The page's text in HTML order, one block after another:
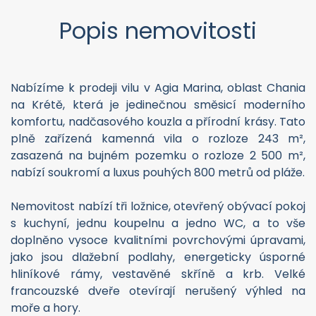
Popis nemovitosti
Nabízíme k prodeji vilu v Agia Marina, oblast Chania
na Krétě, která je jedinečnou směsicí moderního
komfortu, nadčasového kouzla a přírodní krásy. Tato
plně zařízená kamenná vila o rozloze 243 m²,
zasazená na bujném pozemku o rozloze 2 500 m²,
nabízí soukromí a luxus pouhých 800 metrů od pláže.
Nemovitost nabízí tři ložnice, otevřený obývací pokoj
s kuchyní, jednu koupelnu a jedno WC, a to vše
doplněno vysoce kvalitními povrchovými úpravami,
jako jsou dlažební podlahy, energeticky úsporné
hliníkové rámy, vestavěné skříně a krb. Velké
francouzské dveře otevírají nerušený výhled na
moře a hory.